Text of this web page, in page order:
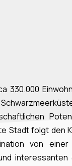
folgt den
von
interessanten